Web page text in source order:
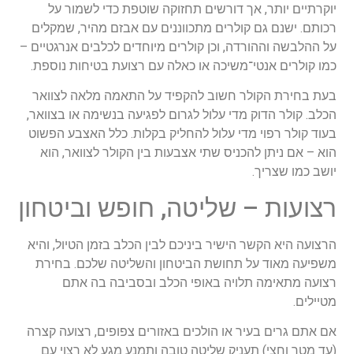
יוקרתיים יותר, אך דורשים תחזוקה שוטפת כדי לשמור על
רכותם. ישנם גם קולרים מתכווננים עם אבזם מהיר, שמקלים
על ההלבשה וההורדה, וכן קולרים מיוחדים לכלבים אנרגטיים –
כמו קולרים אנטי־משיכה או כאלה עם רצועת בטיחות נוספת.
בעת בחירת הקולר חשוב להקפיד על התאמה מלאה לצוואר
הכלב. קולר הדוק מדי עלול לגרום לפגיעה בנשימה או בצוואר,
בעוד קולר רפוי מדי עלול להחליק בקלות. כלל האצבע הפשוט
הוא – אם ניתן להכניס שתי אצבעות בין הקולר לצוואר, הוא
יושב כמו שצריך.
רצועות – שליטה, חופש וביטחון
הרצועה היא הקשר הישיר ביניכם לבין הכלב בזמן הטיול, והיא
משפיעה מאוד על תחושת הביטחון והשליטה שלכם. בחירת
רצועה מתאימה תלויה באופי הכלב ובסביבה בה אתם
מטיילים.
אם אתם גרים בעיר או הולכים באזורים צפופים, רצועה קצרה
(עד מטר וחצי) תעניק שליטה טובה ותמנע מגע לא רצוי עם